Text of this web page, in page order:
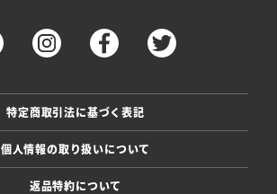
特定商取引法に基づく表記
個人情報の取り扱いについて
返品特約について